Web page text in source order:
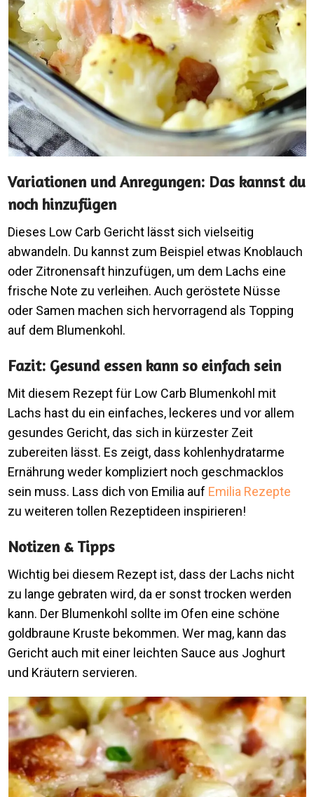
Variationen und Anregungen: Das kannst du
noch hinzufügen
Dieses Low Carb Gericht lässt sich vielseitig
abwandeln. Du kannst zum Beispiel etwas Knoblauch
oder Zitronensaft hinzufügen, um dem Lachs eine
frische Note zu verleihen. Auch geröstete Nüsse
oder Samen machen sich hervorragend als Topping
auf dem Blumenkohl.
Fazit: Gesund essen kann so einfach sein
Mit diesem Rezept für Low Carb Blumenkohl mit
Lachs hast du ein einfaches, leckeres und vor allem
gesundes Gericht, das sich in kürzester Zeit
zubereiten lässt. Es zeigt, dass kohlenhydratarme
Ernährung weder kompliziert noch geschmacklos
sein muss. Lass dich von Emilia auf Emilia Rezepte
zu weiteren tollen Rezeptideen inspirieren!
Notizen & Tipps
Wichtig bei diesem Rezept ist, dass der Lachs nicht
zu lange gebraten wird, da er sonst trocken werden
kann. Der Blumenkohl sollte im Ofen eine schöne
goldbraune Kruste bekommen. Wer mag, kann das
Gericht auch mit einer leichten Sauce aus Joghurt
und Kräutern servieren.